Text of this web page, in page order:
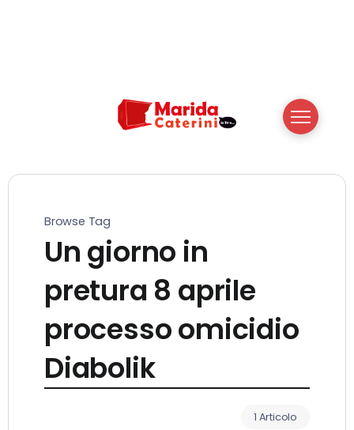
Browse Tag
Un giorno in
pretura 8 aprile
processo omicidio
Diabolik
1 Articolo